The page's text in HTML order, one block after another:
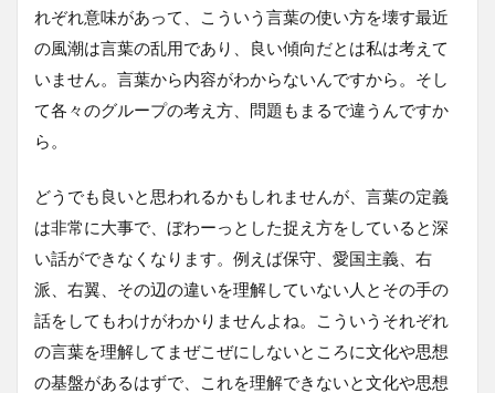
れぞれ意味があって、こういう言葉の使い方を壊す最近
の風潮は言葉の乱用であり、良い傾向だとは私は考えて
いません。言葉から内容がわからないんですから。そし
て各々のグループの考え方、問題もまるで違うんですか
ら。
どうでも良いと思われるかもしれませんが、言葉の定義
は非常に大事で、ぼわーっとした捉え方をしていると深
い話ができなくなります。例えば保守、愛国主義、右
派、右翼、その辺の違いを理解していない人とその手の
話をしてもわけがわかりませんよね。こういうそれぞれ
の言葉を理解してまぜこぜにしないところに文化や思想
の基盤があるはずで、これを理解できないと文化や思想